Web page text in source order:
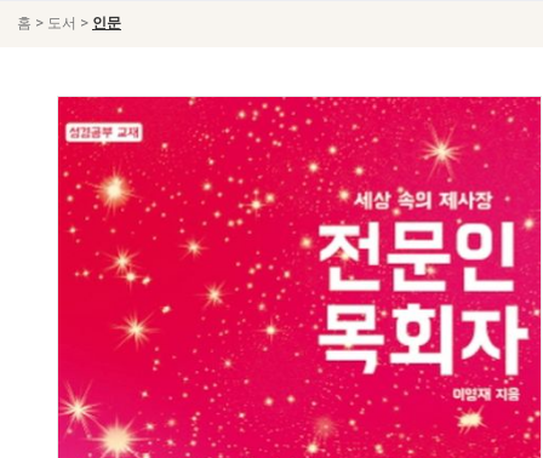
홈 > 도서 > 인문